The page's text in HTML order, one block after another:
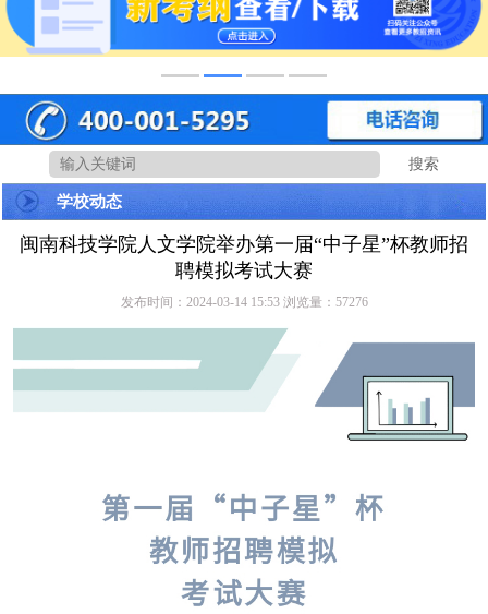
搜索
学校动态
闽南科技学院人文学院举办第一届“中子星”杯教师招
聘模拟考试大赛
发布时间：2024-03-14 15:53 浏览量： 57276